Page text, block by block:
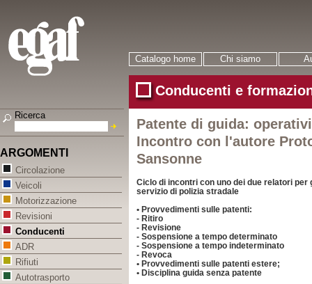
Catalogo home Chi siamo
Conducenti e
Patente di guida:
Incontro con l'autore
Sansonne
Ciclo di incontri con uno dei due relatori per
servizio di polizia stradale
• Provvedimenti sulle patenti:
- Ritiro
- Revisione
- Sospensione a tempo determinato
- Sospensione a tempo indeterminato
- Revoca
• Provvedimenti sulle patenti estere;
• Disciplina guida senza patente
Ricerca
ARGOMENTI
Circolazione
Veicoli
Motorizzazione
Revisioni
Conducenti
ADR
Rifiuti
Autotrasporto